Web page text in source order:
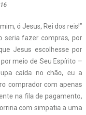
ó Jesus, Rei dos reis!”
seria fazer compras, por
Jesus escolhesse por
meio de Seu Espírito –
caída no chão, eu a
comprador com apenas
na fila de pagamento,
com simpatia a uma